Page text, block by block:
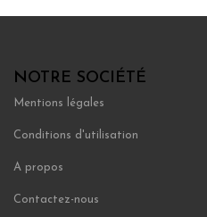
NOTRE SOCIÉTÉ
Mentions légales
Conditions d'utilisation
A propos
Contactez-nous